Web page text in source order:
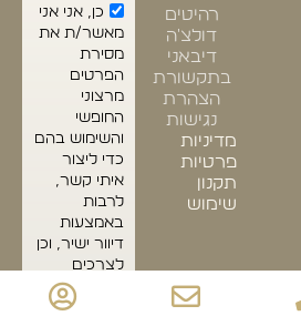
רהיטים
דולצ'ה
דיבאני
בתקשורת
הצהרת
נגישות
מדיניות
פרטיות
תקנון
שימוש
כן, אני אני
מאשר/ת את
מסירת
הפרטים
מרצוני
החופשי
והשימוש בהם
כדי ליצור
איתי קשר,
לרבות
באמצעות
דיוור ישיר, וכן
לצרכים
סטטיסטיים.
אני מודע/ת